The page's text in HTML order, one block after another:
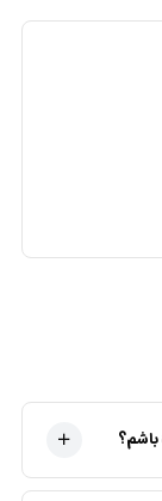
باشم؟